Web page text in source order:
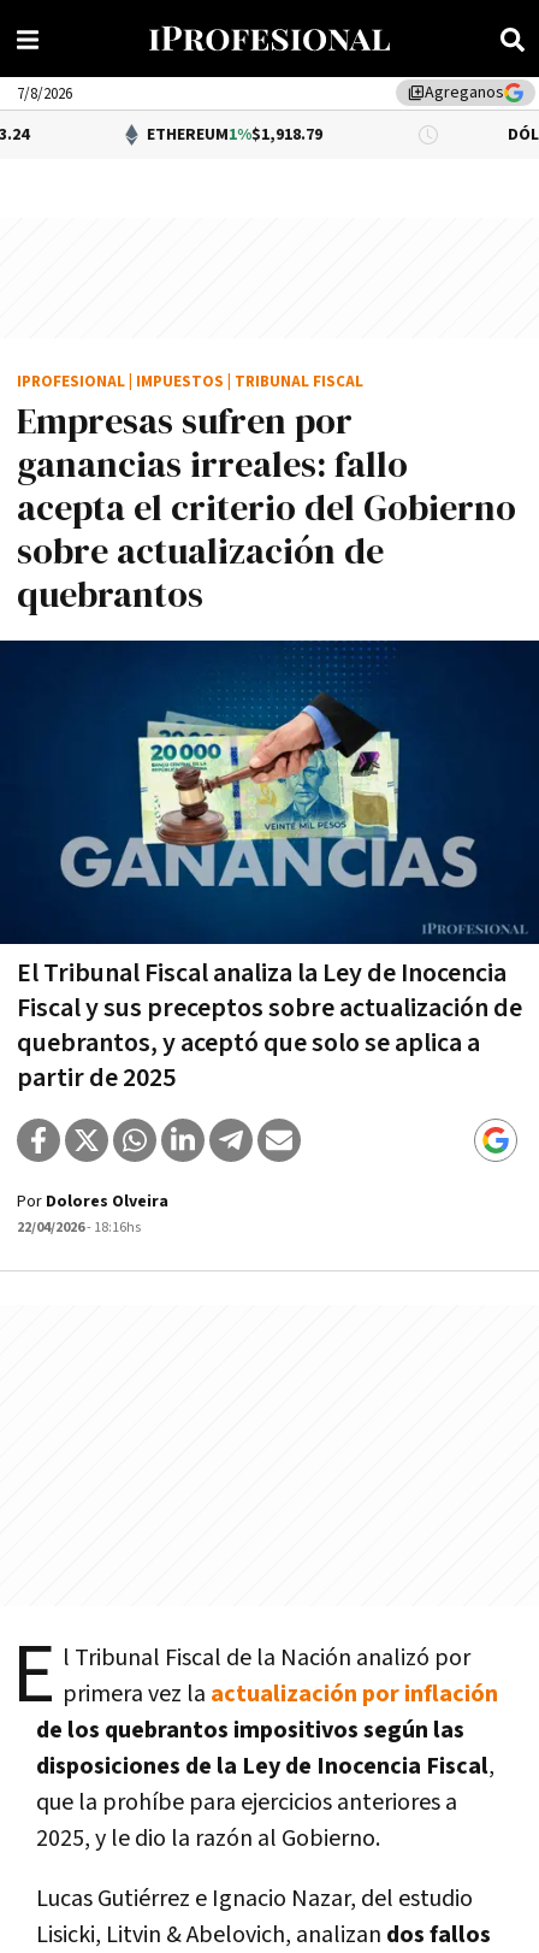
library_addAgreganos
7/8/2026
ETHEREUM 1%$1,918.79 DÓLAR BNA
Empresas sufren por
ganancias irreales: fallo
acepta el criterio del Gobierno
sobre actualización de
quebrantos
El Tribunal Fiscal analiza la Ley de Inocencia
Fiscal y sus preceptos sobre actualización de
quebrantos, y aceptó que solo se aplica a
partir de 2025
IPROFESIONAL IMPUESTOS TRIBUNAL FISCAL
Por Dolores Olveira
22/04/2026- 18:16hs
E l Tribunal Fiscal de la Nación analizó por
primera vez la actualización por inflación
de los quebrantos impositivos según las
disposiciones de la Ley de Inocencia Fiscal,
que la prohíbe para ejercicios anteriores a
2025, y le dio la razón al Gobierno.
Lucas Gutiérrez e Ignacio Nazar, del estudio
Lisicki, Litvin & Abelovich, analizan dos fallos